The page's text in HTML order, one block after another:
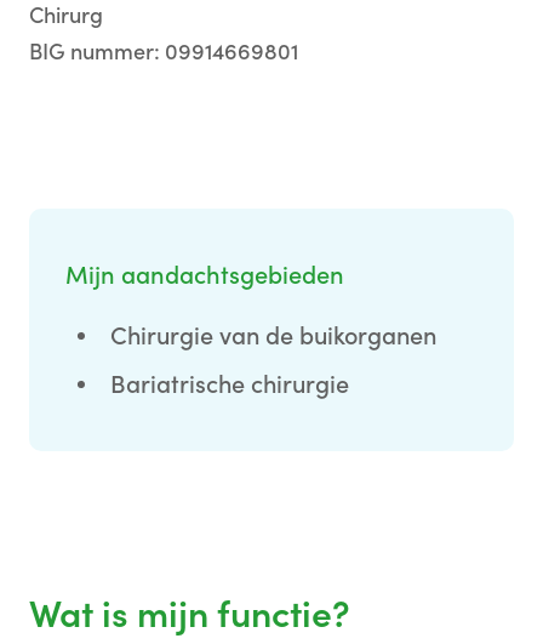
Chirurg
BIG nummer: 09914669801
Mijn aandachtsgebieden
Chirurgie van de buikorganen
Bariatrische chirurgie
Wat is mijn functie?